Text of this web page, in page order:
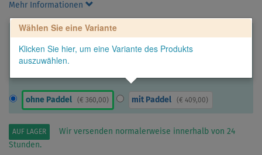
Mehr Informationen
Wählen Sie eine Variante
Klicken Sie hier, um eine Variante des Produkts
auszuwählen.
ohne Paddel ( € 360,00) mit Paddel (€ 409,00)
AUF LAGER
Wir versenden normalerweise innerhalb von 24
Stunden.